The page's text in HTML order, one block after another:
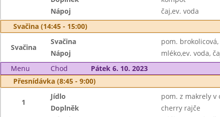
Nápoj
čaj,ev. voda
Svačina (14:45 - 15:00)
Svačina
Svačina
pom.
Nápoj
mléko,ev. voda,
Menu
Chod
Pátek 6. 10. 2023
Přesnídávka (8:45 - 9:00)
1
Jídlo
pom. z makrely v
Doplněk
cherry rajče